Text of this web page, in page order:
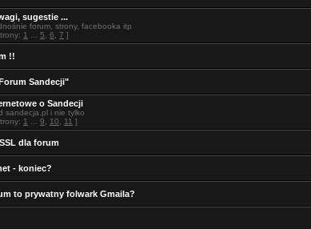
sugestie ...
forum, strony, facebooka itp
1 5 6 7 ]
!!
Sandecji"
o Sandecji
sandecja.pl i nie tylko
1 9 10 11 ]
dla forum
- koniec?
to prywatny folwark Gmaila?